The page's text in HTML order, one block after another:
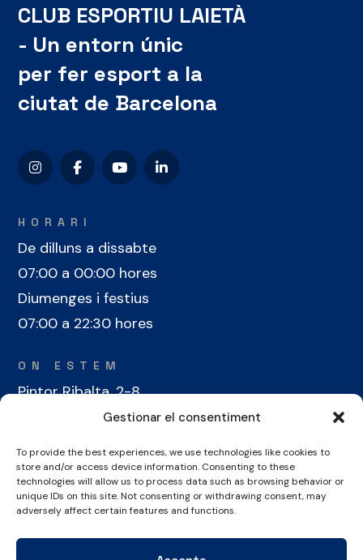
Gestionar el consentiment
To provide the best experiences, we use technologies like cookies to
store and/or access device information. Consenting to these
technologies will allow us to process data such as browsing behavior or
unique IDs on this site. Not consenting or withdrawing consent, may
adversely affect certain features and functions.
CLUB ESPORTIU LAIETÀ
- Un entorn únic
per fer esport a la
ciutat de Barcelona
HORARI
De dilluns a dissabte
07:00 a 00:00 hores
Diumenges i festius
07:00 a 22:30 hores
ON ESTEM
Pintor Ribalta, 2-8
08028 Barcelona
CONTACTE
+34 934 486 350
cel@laieta.cat